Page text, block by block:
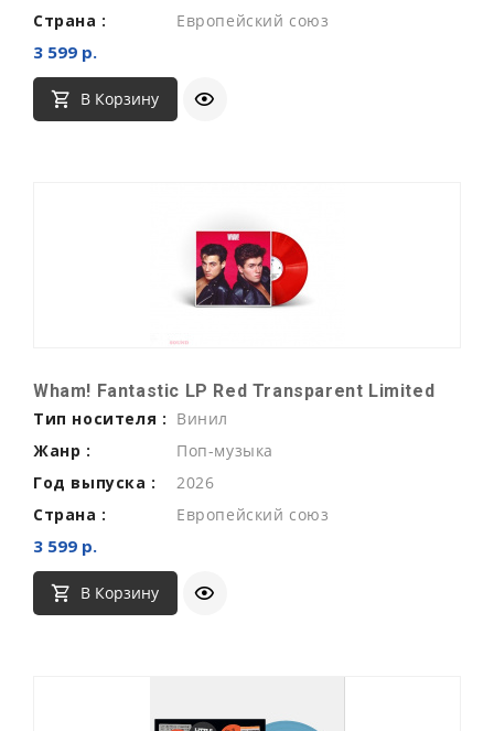
Страна :
Европейский союз
3 599 р.
В Корзину
Wham! Fantastic LP Red Transparent Limited
Тип носителя : Винил
Жанр :
Поп-музыка
Год выпуска :
2026
Страна :
Европейский союз
3 599 р.
В Корзину